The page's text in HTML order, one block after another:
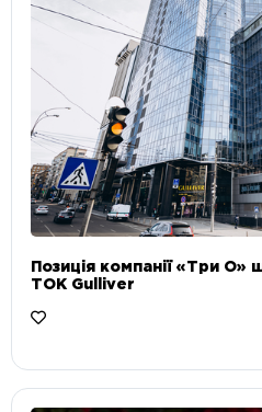
Позиція компанії «Три О»
ТОК Gulliver